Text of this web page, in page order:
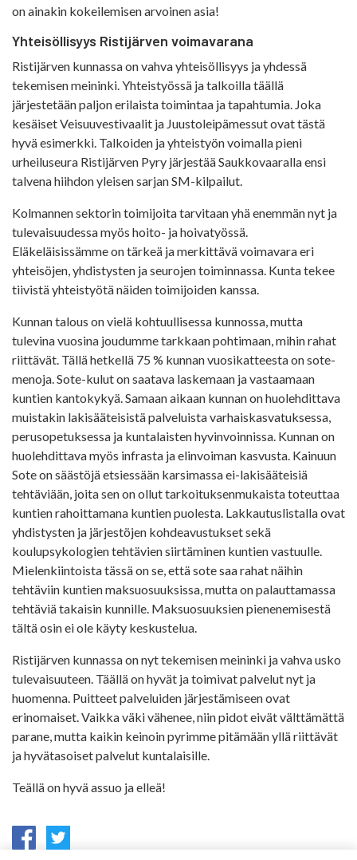
on ainakin kokeilemisen arvoinen asia!
Yhteisöllisyys Ristijärven voimavarana
Ristijärven kunnassa on vahva yhteisöllisyys ja yhdessä
tekemisen meininki. Yhteistyössä ja talkoilla täällä
järjestetään paljon erilaista toimintaa ja tapahtumia. Joka
kesäiset Veisuuvestivaalit ja Juustoleipämessut ovat tästä
hyvä esimerkki. Talkoiden ja yhteistyön voimalla pieni
urheiluseura Ristijärven Pyry järjestää Saukkovaaralla ensi
talvena hiihdon yleisen sarjan SM-kilpailut.
Kolmannen sektorin toimijoita tarvitaan yhä enemmän nyt ja
tulevaisuudessa myös hoito- ja hoivatyössä.
Eläkeläisissämme on tärkeä ja merkittävä voimavara eri
yhteisöjen, yhdistysten ja seurojen toiminnassa. Kunta tekee
tiivistä yhteistyötä näiden toimijoiden kanssa.
Kunnan talous on vielä kohtuullisessa kunnossa, mutta
tulevina vuosina joudumme tarkkaan pohtimaan, mihin rahat
riittävät. Tällä hetkellä 75 % kunnan vuosikatteesta on sote-
menoja. Sote-kulut on saatava laskemaan ja vastaamaan
kuntien kantokykyä. Samaan aikaan kunnan on huolehdittava
muistakin lakisääteisistä palveluista varhaiskasvatuksessa,
perusopetuksessa ja kuntalaisten hyvinvoinnissa. Kunnan on
huolehdittava myös infrasta ja elinvoiman kasvusta. Kainuun
Sote on säästöjä etsiessään karsimassa ei-lakisääteisiä
tehtäviään, joita sen on ollut tarkoituksenmukaista toteuttaa
kuntien rahoittamana kuntien puolesta. Lakkautuslistalla ovat
yhdistysten ja järjestöjen kohdeavustukset sekä
koulupsykologien tehtävien siirtäminen kuntien vastuulle.
Mielenkiintoista tässä on se, että sote saa rahat näihin
tehtäviin kuntien maksuosuuksissa, mutta on palauttamassa
tehtäviä takaisin kunnille. Maksuosuuksien pienenemisestä
tältä osin ei ole käyty keskustelua.
Ristijärven kunnassa on nyt tekemisen meininki ja vahva usko
tulevaisuuteen. Täällä on hyvät ja toimivat palvelut nyt ja
huomenna. Puitteet palveluiden järjestämiseen ovat
erinomaiset. Vaikka väki vähenee, niin pidot eivät välttämättä
parane, mutta kaikin keinoin pyrimme pitämään yllä riittävät
ja hyvätasoiset palvelut kuntalaisille.
Teällä on hyvä assuo ja elleä!